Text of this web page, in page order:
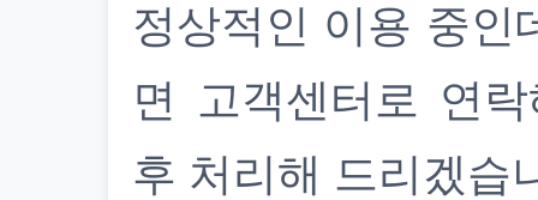
정상적인 이용 중인
면 고객센터로 연
후 처리해 드리겠습